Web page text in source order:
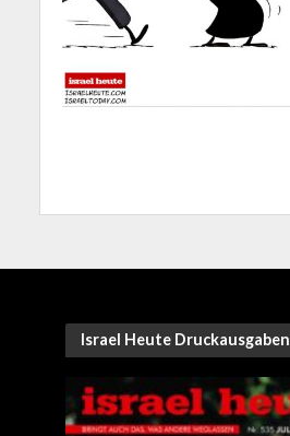
Israel Heute Druckausgaben